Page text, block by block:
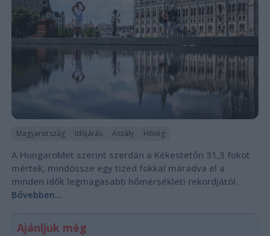
Magyarország Időjárás Aszály Hőség
A HungaroMet szerint szerdán a Kékestetőn 31,3 fokot
mértek, mindössze egy tized fokkal maradva el a
minden idők legmagasabb hőmérsékleti rekordjától.
Bővebben...
Ajánljuk még